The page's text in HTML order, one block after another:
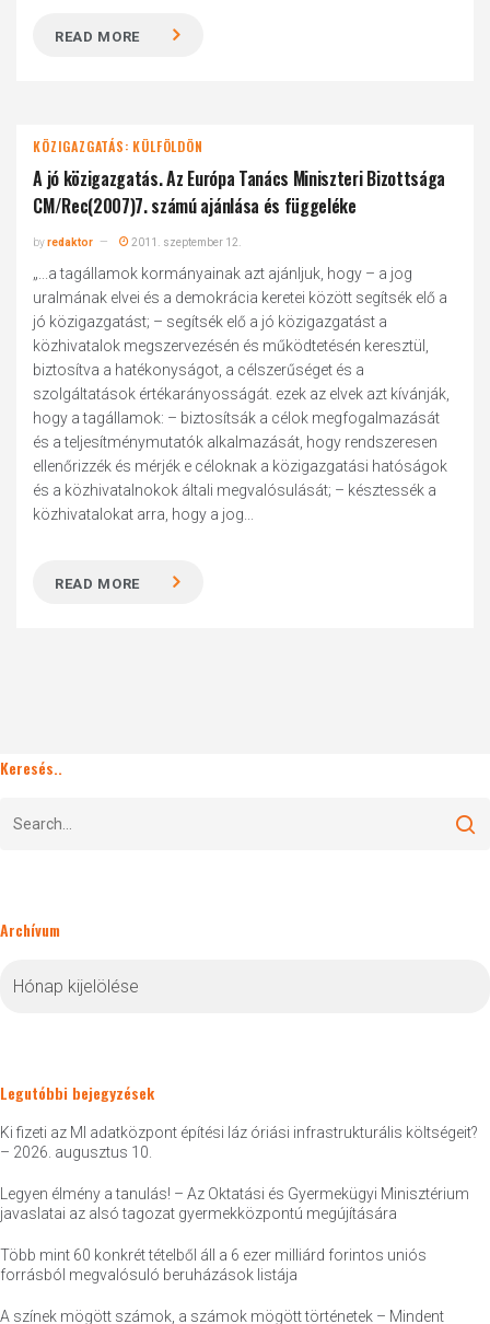
READ MORE
KÖZIGAZGATÁS: KÜLFÖLDÖN
A jó közigazgatás. Az Európa Tanács Miniszteri Bizottsága
CM/Rec(2007)7. számú ajánlása és függeléke
byredaktor 2011. szeptember 12.
„...a tagállamok kormányainak azt ajánljuk, hogy – a jog
uralmának elvei és a demokrácia keretei között segítsék elő a
jó közigazgatást; – segítsék elő a jó közigazgatást a
közhivatalok megszervezésén és működtetésén keresztül,
biztosítva a hatékonyságot, a célszerűséget és a
szolgáltatások értékarányosságát. ezek az elvek azt kívánják,
hogy a tagállamok: – biztosítsák a célok megfogalmazását
és a teljesítménymutatók alkalmazását, hogy rendszeresen
ellenőrizzék és mérjék e céloknak a közigazgatási hatóságok
és a közhivatalnokok általi megvalósulását; – késztessék a
közhivatalokat arra, hogy a jog...
READ MORE
Keresés..
Archívum
Legutóbbi bejegyzések
Ki fizeti az MI adatközpont építési láz óriási infrastrukturális költségeit?
– 2026. augusztus 10.
Legyen élmény a tanulás! – Az Oktatási és Gyermekügyi Minisztérium
javaslatai az alsó tagozat gyermekközpontú megújítására
Több mint 60 konkrét tételből áll a 6 ezer milliárd forintos uniós
forrásból megvalósuló beruházások listája
A színek mögött számok, a számok mögött történetek – Mindent